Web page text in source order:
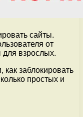
сайты.
от
для взрослых.
заблокировать
простых и